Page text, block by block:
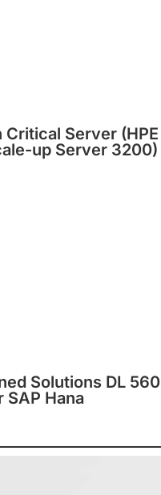
Critical Server (HPE
up Server 3200)
Solutions DL 560
SAP Hana